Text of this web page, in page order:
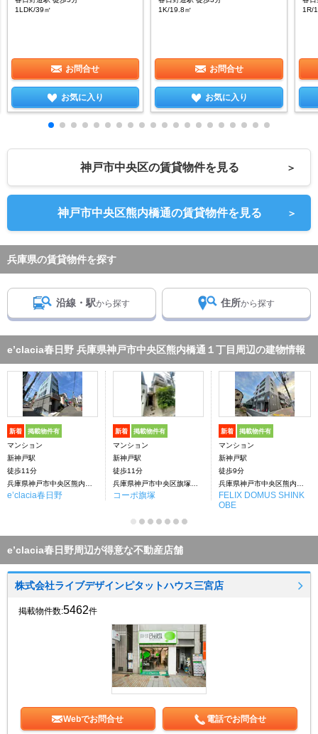
1LDK/39㎡
お問合せ
お気に入り
1K/19.8㎡
お問合せ
お気に入り
1R/
神戸市中央区の賃貸物件を見る ＞
神戸市中央区熊内橋通の賃貸物件を見る ＞
兵庫県の賃貸物件を探す
沿線・駅から探す 住所から探す
e’clacia春日野 兵庫県神戸市中央区熊内橋通１丁目周辺の建物情報
新着 掲載物件有
マンション
新神戸駅
徒歩11分
e’clacia春日野
新着 掲載物件有
マンション
新神戸駅
徒歩11分
コーポ旗塚
新着 掲載物件有
マンション
新神戸駅
徒歩9分
FELIX DOMUS SHINK
OBE
e’clacia春日野周辺が得意な不動産店舗
株式会社ライブデザインピタットハウス三宮店
掲載物件数:5462件
Webでお問合せ 電話でお問合せ